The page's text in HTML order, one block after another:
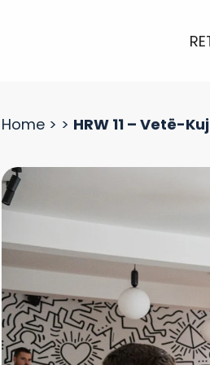
Home > > HRW 11 – Vetë-